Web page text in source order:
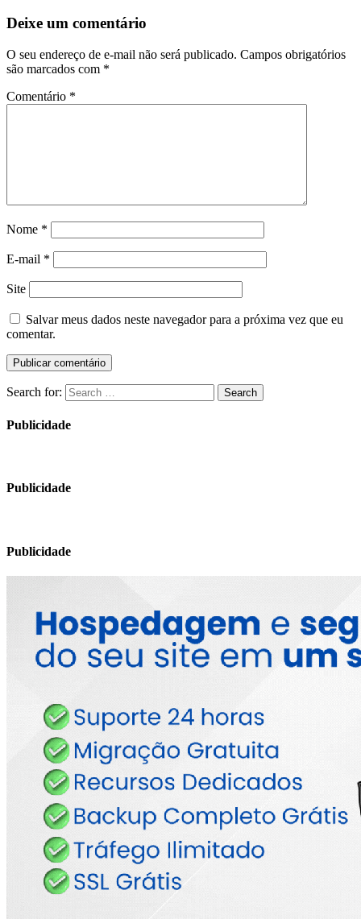
Deixe um comentário
O seu endereço de e-mail não será publicado. Campos obrigatórios
são marcados com *
Comentário *
Nome *
E-mail *
Site
Salvar meus dados neste navegador para a próxima vez que eu
comentar.
Search for: Search
Publicidade
Publicidade
Publicidade